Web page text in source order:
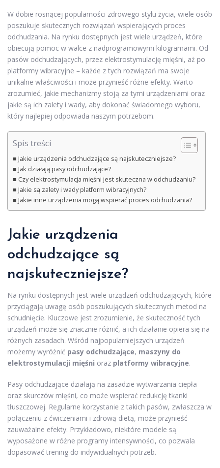
W dobie rosnącej popularności zdrowego stylu życia, wiele osób
poszukuje skutecznych rozwiązań wspierających proces
odchudzania. Na rynku dostępnych jest wiele urządzeń, które
obiecują pomoc w walce z nadprogramowymi kilogramami. Od
pasów odchudzających, przez elektrostymulację mięśni, aż po
platformy wibracyjne – każde z tych rozwiązań ma swoje
unikalne właściwości i może przynieść różne efekty. Warto
zrozumieć, jakie mechanizmy stoją za tymi urządzeniami oraz
jakie są ich zalety i wady, aby dokonać świadomego wyboru,
który najlepiej odpowiada naszym potrzebom.
Spis treści
Jakie urządzenia odchudzające są najskuteczniejsze?
Jak działają pasy odchudzające?
Czy elektrostymulacja mięśni jest skuteczna w odchudzaniu?
Jakie są zalety i wady platform wibracyjnych?
Jakie inne urządzenia mogą wspierać proces odchudzania?
Jakie urządzenia
odchudzające są
najskuteczniejsze?
Na rynku dostępnych jest wiele urządzeń odchudzających, które
przyciągają uwagę osób poszukujących skutecznych metod na
schudnięcie. Kluczowe jest zrozumienie, że skuteczność tych
urządzeń może się znacznie różnić, a ich działanie opiera się na
różnych zasadach. Wśród najpopularniejszych urządzeń
możemy wyróżnić pasy odchudzające, maszyny do
elektrostymulacji mięśni oraz platformy wibracyjne.
Pasy odchudzające działają na zasadzie wytwarzania ciepła
oraz skurczów mięśni, co może wspierać redukcję tkanki
tłuszczowej. Regularne korzystanie z takich pasów, zwłaszcza w
połączeniu z ćwiczeniami i zdrową dietą, może przynieść
zauważalne efekty. Przykładowo, niektóre modele są
wyposażone w różne programy intensywności, co pozwala
dopasować trening do indywidualnych potrzeb.